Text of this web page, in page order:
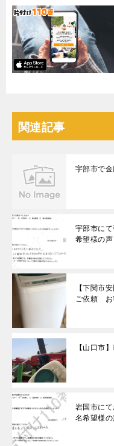
関連記事
宇部市で
宇部市に
希望様の声
【下関市
ご依頼 お
【山口市
岩国市に
名希望様の